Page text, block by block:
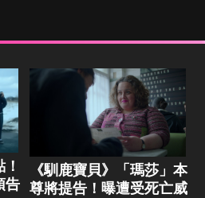
告
《馴鹿寶貝》「瑪莎」本
尊將提告！曝遭受死亡威